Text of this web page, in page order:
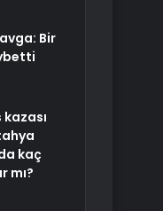
Bir
kaç
mı?